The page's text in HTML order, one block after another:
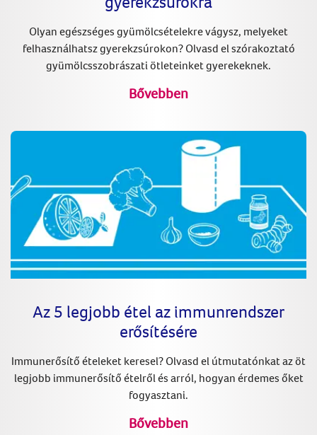
Olyan egészséges gyümölcsételekre vágysz, melyeket
felhasználhatsz gyerekzsúrokon? Olvasd el szórakoztató
gyümölcsszobrászati ötleteinket gyerekeknek.
Bővebben
Az 5 legjobb étel az immunrendszer
erősítésére
Immunerősítő ételeket keresel? Olvasd el útmutatónkat az öt
legjobb immunerősítő ételről és arról, hogyan érdemes őket
fogyasztani.
Bővebben